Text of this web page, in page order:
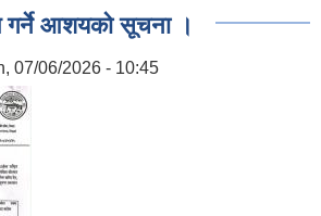
गर्ने आशयको सूचना ।
07/06/2026 - 10:45